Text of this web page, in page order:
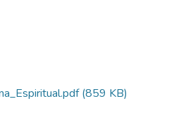
(859 KB)